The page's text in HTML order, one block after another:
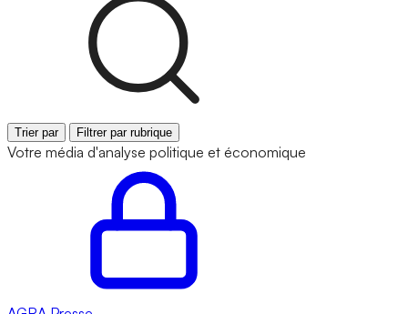
Trier par Filtrer par rubrique
Votre média d'analyse politique et économique